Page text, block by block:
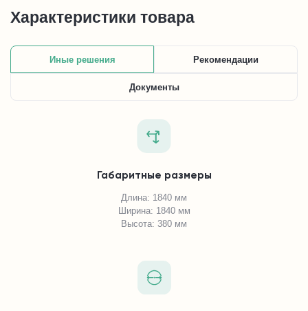
Характеристики товара
Иные решения Рекомендации
Документы
Габаритные размеры
Длина: 1840 мм
Ширина: 1840 мм
Высота: 380 мм